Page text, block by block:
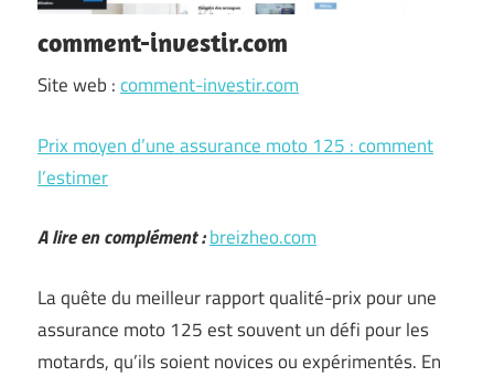
comment-investir.com
Site web :comment-investir.com
Prix moyen d’une assurance moto 125 : comment
l’estimer
A lire en complément :breizheo.com
La quête du meilleur rapport qualité-prix pour une
assurance moto 125 est souvent un défi pour les
motards, qu’ils soient novices ou expérimentés. En